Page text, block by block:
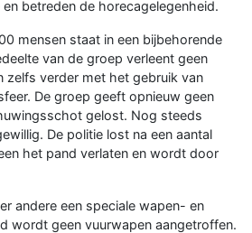
betreden de horecagelegenheid.
mensen staat in een bijbehorende
van de groep verleent geen
zelfs verder met het gebruik van
De groep geeft opnieuw geen
gelost. Nog steeds
De politie lost na een aantal
het pand verlaten en wordt door
andere een speciale wapen- en
wordt geen vuurwapen aangetroffen.